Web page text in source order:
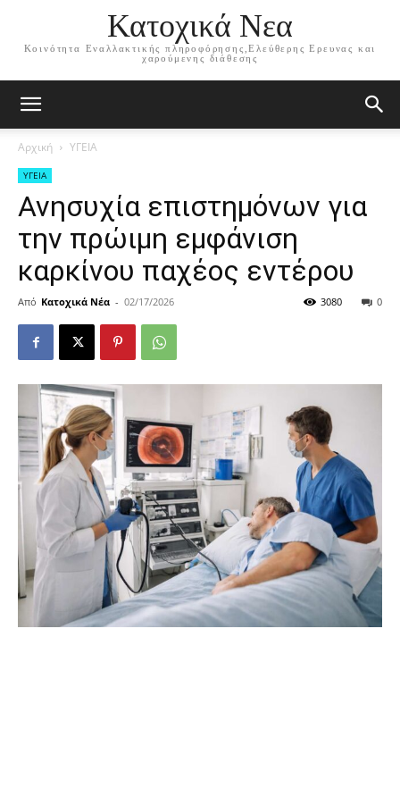
Κατοχικά Νεα
Κοινότητα Εναλλακτικής πληροφόρησης,Ελεύθερης Ερευνας και
χαρούμενης διάθεσης
Αρχική ΥΓΕΙΑ
ΥΓΕΙΑ
Ανησυχία επιστημόνων για
την πρώιμη εμφάνιση
καρκίνου παχέος εντέρου
Από Κατοχικά Νέα - 02/17/2026 0
3080